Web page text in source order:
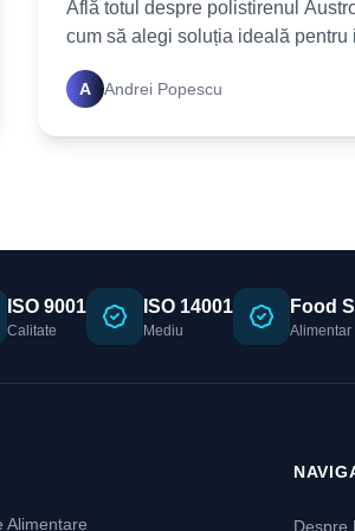
Află totul despre polistirenul
cum să alegi soluția ideală pentru
termică a casei tale. Un ghid
practice te
A Andrei Popescu
ISO 9001
Calitate
ISO 14001
Mediu
Food
Alimentar
Alimentare Despre